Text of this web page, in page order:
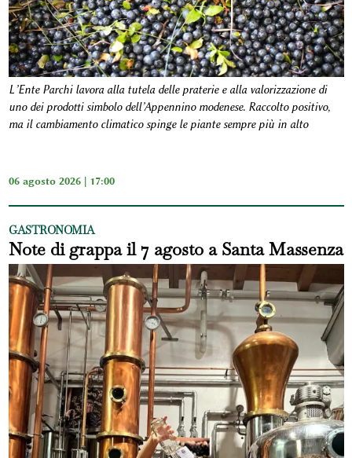
L’Ente Parchi lavora alla tutela delle praterie e alla valorizzazione di
uno dei prodotti simbolo dell’Appennino modenese. Raccolto positivo,
ma il cambiamento climatico spinge le piante sempre più in alto
06 agosto 2026 | 17:00
GASTRONOMIA
Note di grappa il 7 agosto a Santa Massenza